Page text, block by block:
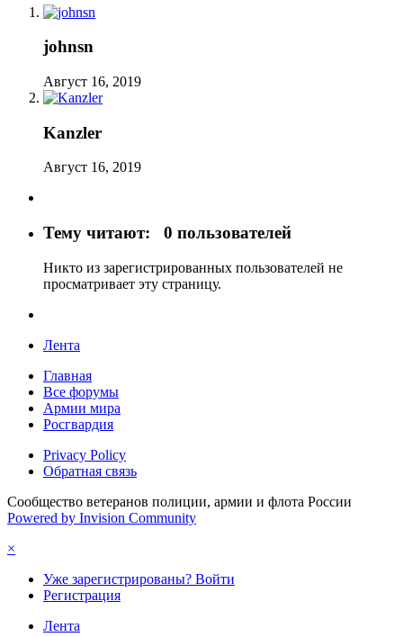
johnsn
Август 16, 2019
Kanzler
Август 16, 2019
Тему читают: 0 пользователей
Никто из зарегистрированных пользователей не
просматривает эту страницу.
Лента
Главная
Все форумы
Армии мира
Росгвардия
Privacy Policy
Обратная связь
Сообщество ветеранов полиции, армии и флота России
Powered by Invision Community
×
Уже зарегистрированы? Войти
Регистрация
Лента